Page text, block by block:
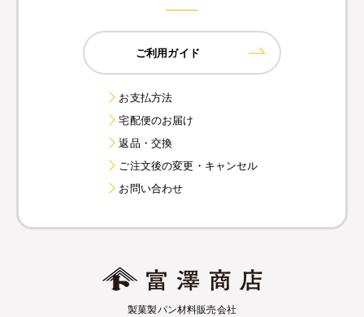
ご利用ガイド
お支払方法
宅配便のお届け
返品・交換
ご注文後の変更・キャンセル
お問い合わせ
製菓製パン材料販売会社